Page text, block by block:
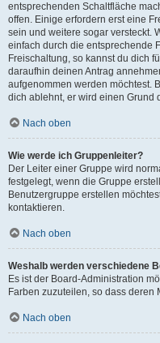
entsprechenden Schaltfläche
offen. Einige erfordern erst eine
sein und weitere sogar versteckt.
einfach durch die entsprechende
Freischaltung, so kannst du dich
daraufhin deinen Antrag
aufgenommen werden möchtest.
dich ablehnt, er wird einen Grund
Nach oben
Wie werde ich Gruppenleiter?
Der Leiter einer Gruppe wird
festgelegt, wenn die Gruppe
Benutzergruppe erstellen
kontaktieren.
Nach oben
Weshalb werden verschiedene
Es ist der Board-Administration
Farben zuzuteilen, so dass
Nach oben